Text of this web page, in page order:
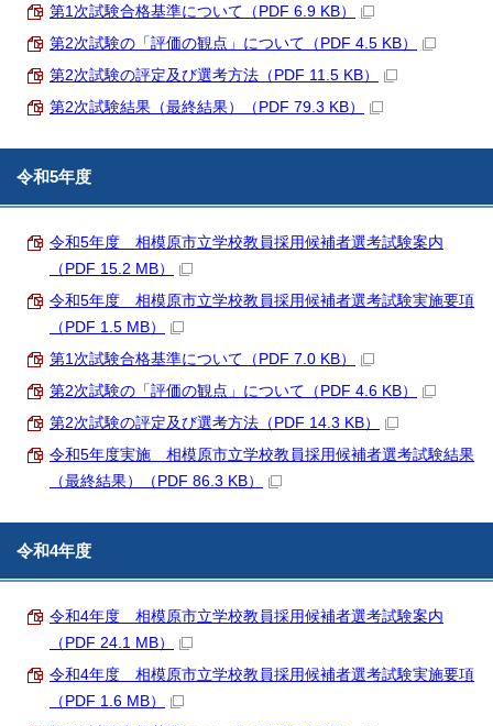
第1次試験合格基準について（PDF 6.9 KB）
第2次試験の「評価の観点」について（PDF 4.5 KB）
第2次試験の評定及び選考方法（PDF 11.5 KB）
第2次試験結果（最終結果）（PDF 79.3 KB）
令和5年度
令和5年度 相模原市立学校教員採用候補者選考試験案内
（PDF 15.2 MB）
令和5年度 相模原市立学校教員採用候補者選考試験実施要項
（PDF 1.5 MB）
第1次試験合格基準について（PDF 7.0 KB）
第2次試験の「評価の観点」について（PDF 4.6 KB）
第2次試験の評定及び選考方法（PDF 14.3 KB）
令和5年度実施 相模原市立学校教員採用候補者選考試験結果
（最終結果）（PDF 86.3 KB）
令和4年度
令和4年度 相模原市立学校教員採用候補者選考試験案内
（PDF 24.1 MB）
令和4年度 相模原市立学校教員採用候補者選考試験実施要項
（PDF 1.6 MB）